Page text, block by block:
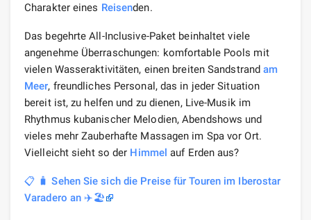
Charakter eines Reisenden.
Das begehrte All-Inclusive-Paket beinhaltet viele
angenehme Überraschungen: komfortable Pools mit
vielen Wasseraktivitäten, einen breiten Sandstrandam
Meer, freundliches Personal, das in jeder Situation
bereit ist, zu helfen und zu dienen, Live-Musik im
Rhythmus kubanischer Melodien, Abendshows und
vieles mehr Zauberhafte Massagen im Spa vor Ort.
Vielleicht sieht so der Himmel auf Erden aus?
📋 🧳 Sehen Sie sich die Preise für Touren im Iberostar
Varadero an ✈️🏖️